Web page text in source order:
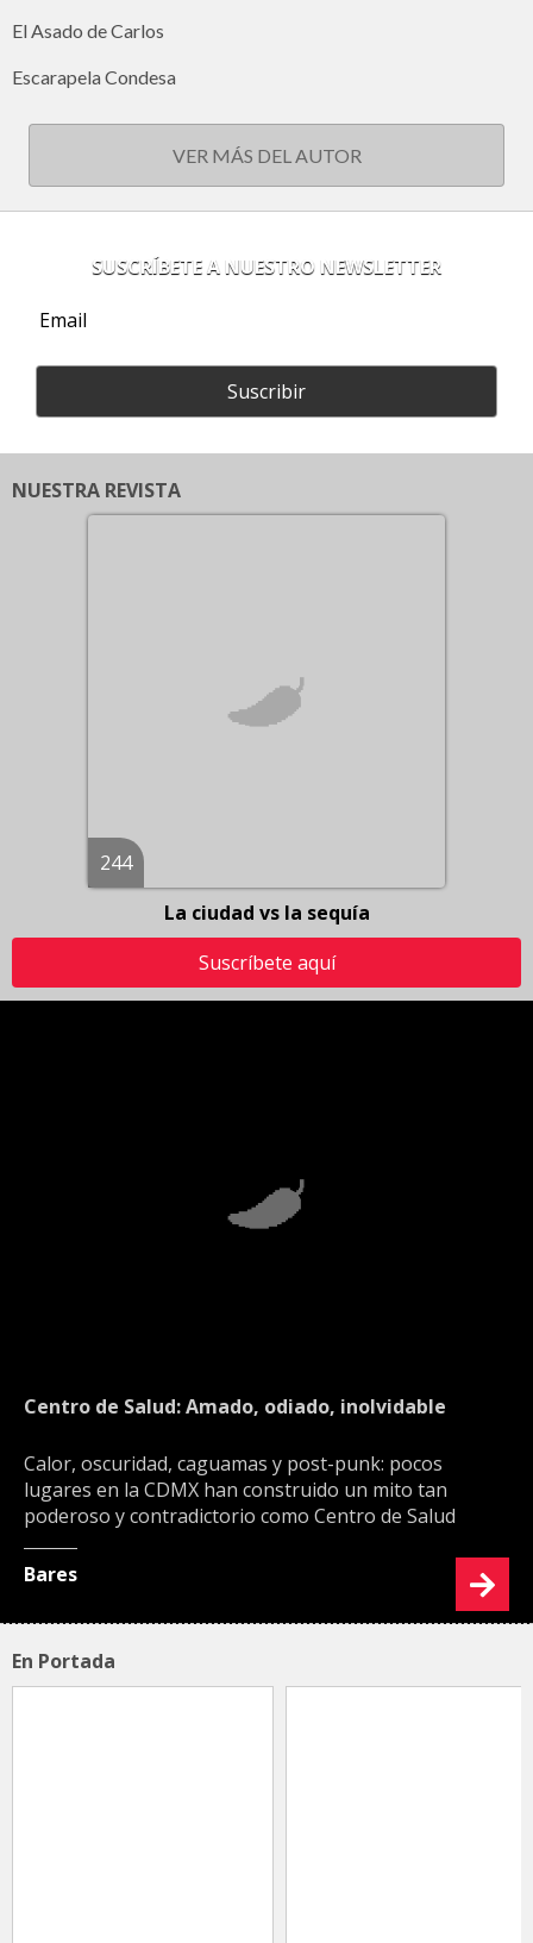
El Asado de Carlos
Escarapela Condesa
VER MÁS DEL AUTOR
SUSCRÍBETE A NUESTRO NEWSLETTER
Suscribir
NUESTRA REVISTA
244
La ciudad vs la sequía
Suscríbete aquí
Centro de Salud: Amado, odiado, inolvidable
Calor, oscuridad, caguamas y post-punk: pocos
lugares en la CDMX han construido un mito tan
poderoso y contradictorio como Centro de Salud
Bares
En Portada